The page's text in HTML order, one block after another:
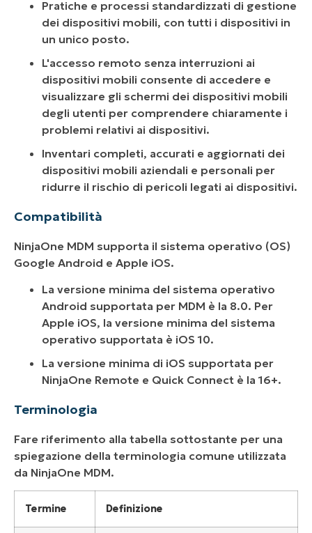
Pratiche e processi standardizzati di gestione
dei dispositivi mobili, con tutti i dispositivi in
un unico posto.
L'accesso remoto senza interruzioni ai
dispositivi mobili consente di accedere e
visualizzare gli schermi dei dispositivi mobili
degli utenti per comprendere chiaramente i
problemi relativi ai dispositivi.
Inventari completi, accurati e aggiornati dei
dispositivi mobili aziendali e personali per
ridurre il rischio di pericoli legati ai dispositivi.
Compatibilità
NinjaOne MDM supporta il sistema operativo (OS)
Google Android e Apple iOS.
La versione minima del sistema operativo
Android supportata per MDM è la 8.0. Per
Apple iOS, la versione minima del sistema
operativo supportata è iOS 10.
La versione minima di iOS supportata per
NinjaOne Remote e Quick Connect è la 16+.
Terminologia
Fare riferimento alla tabella sottostante per una
spiegazione della terminologia comune utilizzata
da NinjaOne MDM.
Termine Definizione